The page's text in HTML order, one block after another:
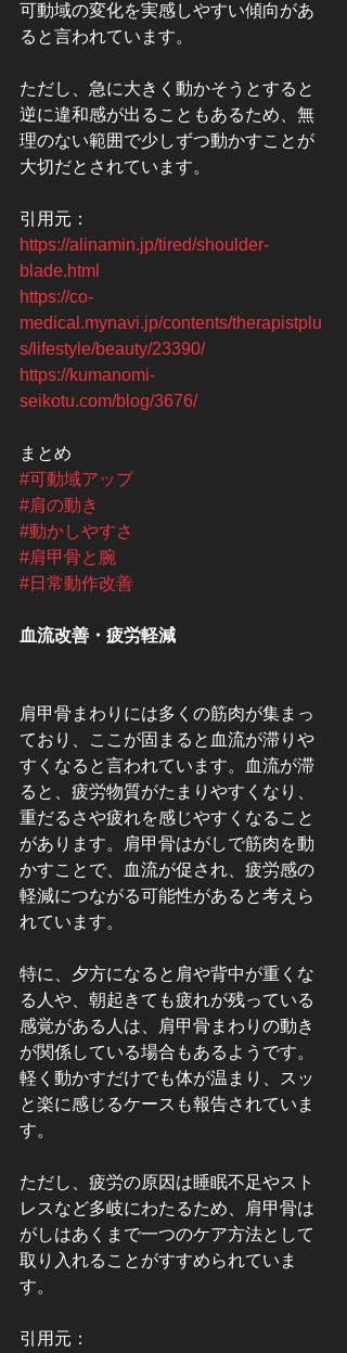
可動域の変化を実感しやすい傾向があ
ると言われています。
ただし、急に大きく動かそうとすると
逆に違和感が出ることもあるため、無
理のない範囲で少しずつ動かすことが
大切だとされています。
引用元：
https://alinamin.jp/tired/shoulder-
blade.html
https://co-
medical.mynavi.jp/contents/therapistplu
s/lifestyle/beauty/23390/
https://kumanomi-
seikotu.com/blog/3676/
まとめ
#可動域アップ
#肩の動き
#動かしやすさ
#肩甲骨と腕
#日常動作改善
血流改善・疲労軽減
肩甲骨まわりには多くの筋肉が集まっ
ており、ここが固まると血流が滞りや
すくなると言われています。血流が滞
ると、疲労物質がたまりやすくなり、
重だるさや疲れを感じやすくなること
があります。肩甲骨はがしで筋肉を動
かすことで、血流が促され、疲労感の
軽減につながる可能性があると考えら
れています。
特に、夕方になると肩や背中が重くな
る人や、朝起きても疲れが残っている
感覚がある人は、肩甲骨まわりの動き
が関係している場合もあるようです。
軽く動かすだけでも体が温まり、スッ
と楽に感じるケースも報告されていま
す。
ただし、疲労の原因は睡眠不足やスト
レスなど多岐にわたるため、肩甲骨は
がしはあくまで一つのケア方法として
取り入れることがすすめられていま
す。
引用元：